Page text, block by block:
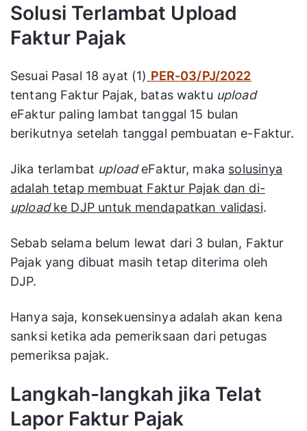
Solusi Terlambat Upload
Faktur Pajak
Sesuai Pasal 18 ayat (1) PER-03/PJ/2022
tentang Faktur Pajak, batas waktu upload
eFaktur paling lambat tanggal 15 bulan
berikutnya setelah tanggal pembuatan e-Faktur.
Jika terlambat uploadeFaktur, maka solusinya
adalah tetap membuat Faktur Pajak dan di-
uploadke DJP untuk mendapatkan validasi.
Sebab selama belum lewat dari 3 bulan, Faktur
Pajak yang dibuat masih tetap diterima oleh
DJP.
Hanya saja, konsekuensinya adalah akan kena
sanksi ketika ada pemeriksaan dari petugas
pemeriksa pajak.
Langkah-langkah jika Telat
Lapor Faktur Pajak